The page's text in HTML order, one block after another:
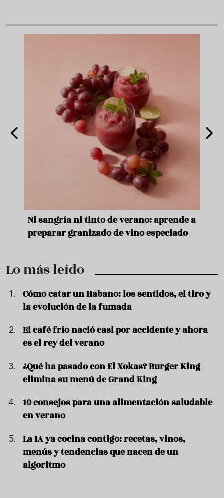
Ni sangría ni tinto de verano: aprende a
preparar granizado de vino especiado
Lo más leído
Cómo catar un Habano: los sentidos, el tiro y
la evolución de la fumada
El café frío nació casi por accidente y ahora
es el rey del verano
¿Qué ha pasado con El Xokas? Burger King
elimina su menú de Grand King
10 consejos para una alimentación saludable
en verano
La IA ya cocina contigo: recetas, vinos,
menús y tendencias que nacen de un
algoritmo